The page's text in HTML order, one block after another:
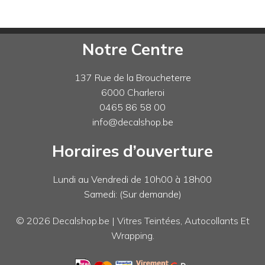
options
peuvent
choisies
page
produit
Notre Centre
137 Rue de la Broucheterre
6000 Charleroi
0465 86 58 00
info@decalshop.be
Horaires d’ouverture
Lundi au Vendredi de 10h00 à 18h00
Samedi: (Sur demande)
© 2026 Decalshop.be | Vitres Teintées, Autocollants Et
Wrapping.